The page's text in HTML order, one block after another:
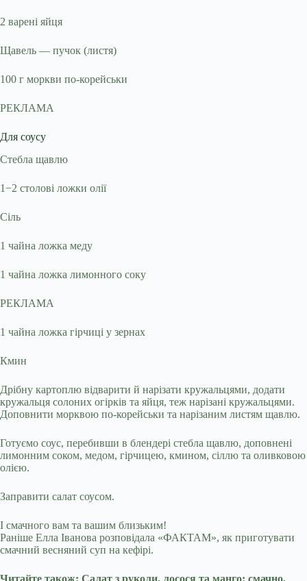
2 варені яйця
Щавель — пучок (листя)
100 г моркви по-корейськи
РЕКЛАМА
Для соусу
Стебла щавлю
1−2 столові ложки олії
Сіль
1 чайна ложка меду
1 чайна ложка лимонного соку
РЕКЛАМА
1 чайна ложка гірчиці у зернах
Кмин
Дрібну картоплю відварити й нарізати кружальцями, додати
кружальця солоних огірків та яйця, теж нарізані кружальцями.
Доповнити морквою по-корейськи та нарізаним листям щавлю.
Готуємо соус, перебивши в блендері стебла щавлю, доповнені
лимонним соком, медом, гірчицею, кмином, сіллю та оливковою
олією.
Заправити салат соусом.
І смачного вам та вашим близьким!
Раніше Елла Іванова розповідала «ФАКТАМ», як приготувати
смачний весняний суп на кефірі.
Читайте також: Салат з руколи, лосося та манго: смачно,